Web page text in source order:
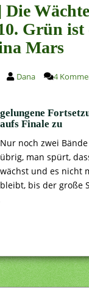
Die
Grün ist
Mars
Dana 4
gelungene
aufs Finale zu
Nur noch zwei
übrig, man spürt,
wächst und es nicht
bleibt, bis der große